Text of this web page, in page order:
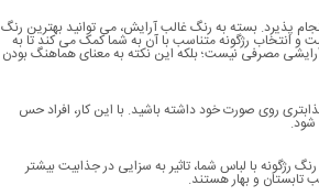
پذیرد. بسته به رنگ غالب آرایش، می توانید بهترین رنگ
و انتخاب رژگونه متناسب با آن به شما کمک می کند تا به
مصرفی نیست؛ بلکه این نکته به معنای هماهنگ بودن
روی صورت خود داشته باشید. با این کار، افراد حس
شود.
رژگونه با لباس شما، تاثیر به سزایی در جذابیت بیشتر
تابستان و بهار هستند.